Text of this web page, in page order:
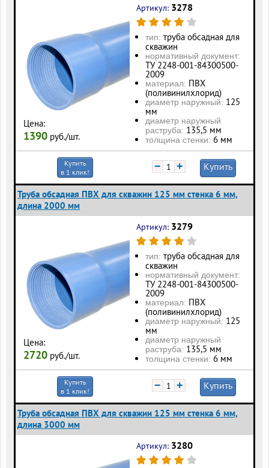
Цена:
1390 руб./шт.
Артикул: 3278
тип: труба обсадная для
скважин
нормативный документ:
ТУ 2248-001-84300500-
2009
материал: ПВХ
(поливинилхлорид)
диаметр наружный: 125
мм
диаметр наружный
раструба: 135,5 мм
толщина стенки: 6 мм
Купить
в 1 клик!
− + Купить
Труба обсадная ПВХ для скважин 125 мм стенка 6 мм,
длина 2000 мм
Цена:
2720 руб./шт.
Артикул: 3279
тип: труба обсадная для
скважин
нормативный документ:
ТУ 2248-001-84300500-
2009
материал: ПВХ
(поливинилхлорид)
диаметр наружный: 125
мм
диаметр наружный
раструба: 135,5 мм
толщина стенки: 6 мм
Купить
в 1 клик!
− + Купить
Труба обсадная ПВХ для скважин 125 мм стенка 6 мм,
длина 3000 мм
Артикул: 3280